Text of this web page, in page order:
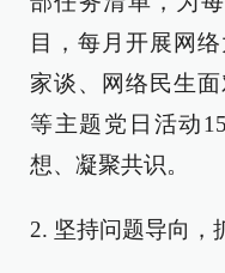
目，每月开展网
家谈、网络民生
等主题党日活动
想、凝聚共识。
2. 坚持问题导向，